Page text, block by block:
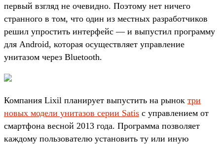
первый взгляд не очевидно. Поэтому нет ничего
странного в том, что один из местных разработчиков
решил упростить интерфейс — и выпустил программу
для Android, которая осуществляет управление
унитазом через Bluetooth.
Компания Lixil планирует выпустить на рынок три
новых модели унитазов серии Satis с управлением от
смартфона весной 2013 года. Программа позволяет
каждому пользователю установить ту или иную